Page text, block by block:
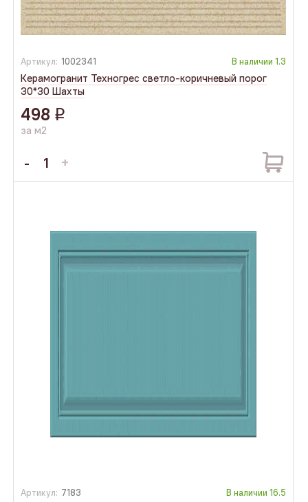
Артикул: 1002341 В наличии 1.3
Керамогранит Техногрес светло-коричневый порог
30*30 Шахты
498 q
за м2
Артикул: 7183 В наличии 16.5